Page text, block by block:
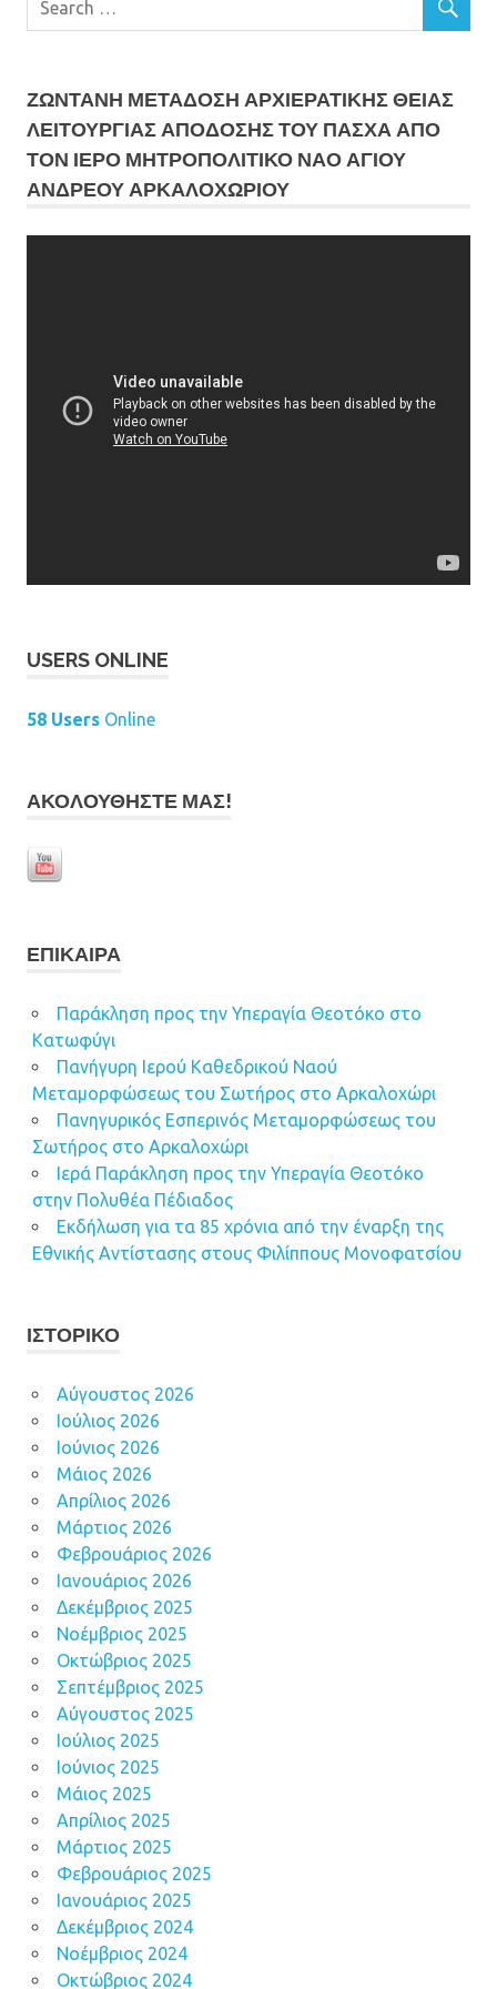
ΖΩΝΤΑΝΗ ΜΕΤΆΔΟΣΗ ΑΡΧΙΕΡΑΤΙΚΗΣ ΘΕΙΑΣ
ΛΕΙΤΟΥΡΓΙΑΣ ΑΠΟΔΟΣΗΣ ΤΟΥ ΠΑΣΧΑ ΑΠΟ
ΤΟΝ ΙΕΡΟ ΜΗΤΡΟΠΟΛΙΤΙΚΟ ΝΑΟ ΑΓΙΟΥ
ΑΝΔΡΕΟΥ ΑΡΚΑΛΟΧΩΡΙΟΥ
USERS ONLINE
58 Users Online
ΑΚΟΛΟΥΘΉΣΤΕ ΜΑΣ!
ΕΠΊΚΑΙΡΑ
Παράκληση προς την Υπεραγία Θεοτόκο στο
Κατωφύγι
Πανήγυρη Ιερού Καθεδρικού Ναού
Μεταμορφώσεως του Σωτήρος στο Αρκαλοχώρι
Πανηγυρικός Εσπερινός Μεταμορφώσεως του
Σωτήρος στο Αρκαλοχώρι
Ιερά Παράκληση προς την Υπεραγία Θεοτόκο
στην Πολυθέα Πέδιαδος
Εκδήλωση για τα 85 χρόνια από την έναρξη της
Εθνικής Αντίστασης στους Φιλίππους Μονοφατσίου
ΙΣΤΟΡΙΚΌ
Αύγουστος 2026
Ιούλιος 2026
Ιούνιος 2026
Μάιος 2026
Απρίλιος 2026
Μάρτιος 2026
Φεβρουάριος 2026
Ιανουάριος 2026
Δεκέμβριος 2025
Νοέμβριος 2025
Οκτώβριος 2025
Σεπτέμβριος 2025
Αύγουστος 2025
Ιούλιος 2025
Ιούνιος 2025
Μάιος 2025
Απρίλιος 2025
Μάρτιος 2025
Φεβρουάριος 2025
Ιανουάριος 2025
Δεκέμβριος 2024
Νοέμβριος 2024
Οκτώβριος 2024